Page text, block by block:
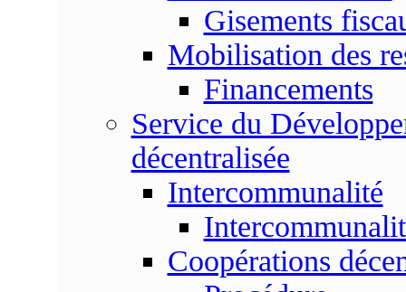
Gisements
Mobilisation des
Financements
Service du
décentralisée
Intercommunalité
Coopérations